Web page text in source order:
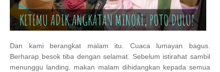
Dan kami berangkat malam itu. Cuaca lumayan bagus.
Berharap besok tiba dengan selamat. Sebelum istirahat sambil
menunggu landing, makan malam dihidangkan kepada semua